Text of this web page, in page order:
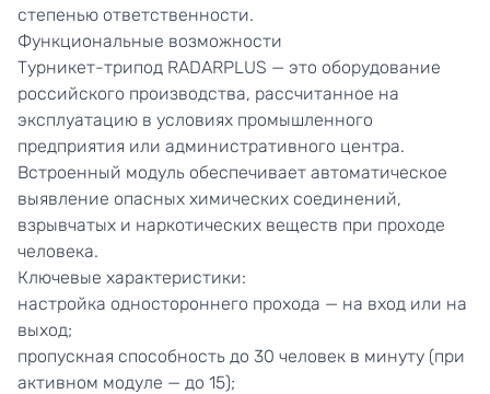
степенью ответственности.
Функциональные возможности
Турникет-трипод RADARPLUS — это оборудование
российского производства, рассчитанное на
эксплуатацию в условиях промышленного
предприятия или административного центра.
Встроенный модуль обеспечивает автоматическое
выявление опасных химических соединений,
взрывчатых и наркотических веществ при проходе
человека.
Ключевые характеристики:
настройка одностороннего прохода — на вход или на
выход;
пропускная способность до 30 человек в минуту (при
активном модуле — до 15);